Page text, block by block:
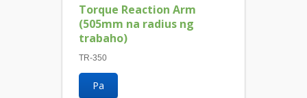
Torque Reaction Arm
(505mm na radius ng
trabaho)
TR-350
Pa